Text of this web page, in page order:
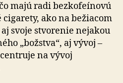
majú radi bezkofeínovú
ako na bežiacom
svoje stvorenie nejakou
„božstva“, aj vývoj –
na vývoj